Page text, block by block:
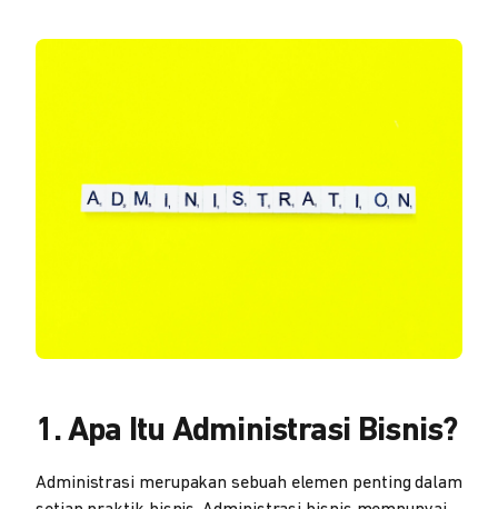
1. Apa Itu Administrasi Bisnis?
Administrasi merupakan sebuah elemen penting dalam